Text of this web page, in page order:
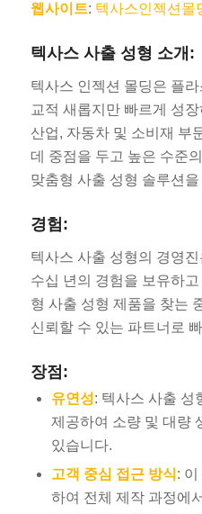
웹사이트: 텍사스인젝션몰
텍사스 사출 성형 소개:
텍사스 인젝션 몰딩은 플
교적 새롭지만 빠르게 성
산업, 자동차 및 소비재 부
데 중점을 두고 높은 수준
맞춤형 사출 성형 솔루션
경험:
텍사스 사출 성형의 경영
수십 년의 경험을 보유하
형 사출 성형 제품을 찾는
신뢰할 수 있는 파트너로
장점:
유연성: 텍사스 사출 성
제공하여 소량 및 대량
있습니다.
고객 중심 접근 방식:
하여 전체 제작 과정에